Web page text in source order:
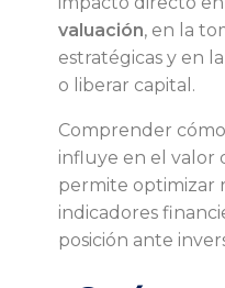
v
o
s
o
c
valuación, en la
estratégicas y en
o liberar capital.
Comprender
influye en el valor
permite optimizar
indicadores
posición ante